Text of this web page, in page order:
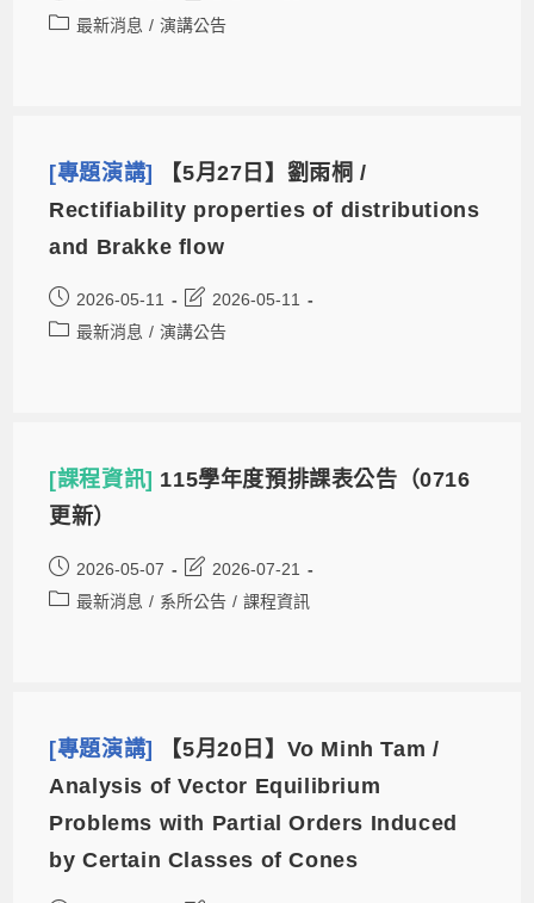
最新消息 / 演講公告
[專題演講]
【5月27日】劉雨桐 /
Rectifiability properties of distributions
and Brakke flow
2026-05-11
2026-05-11
最新消息 / 演講公告
[課程資訊] 115學年度預排課表公告（0716
更新）
2026-05-07
2026-07-21
最新消息 / 系所公告 / 課程資訊
[專題演講]
【5月20日】Vo Minh Tam /
Analysis of Vector Equilibrium
Problems with Partial Orders Induced
by Certain Classes of Cones